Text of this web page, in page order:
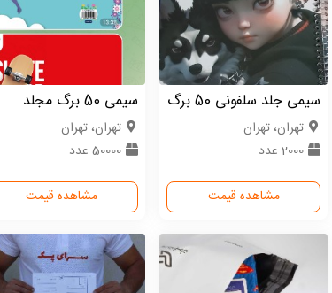
سیمی جلد سلفونی 50 برگ
تهران، تهران
2000 عدد
مشاهده قیمت
سیمی 50 برگ مجلد
تهران، تهران
50000 عدد
مشاهده قیمت